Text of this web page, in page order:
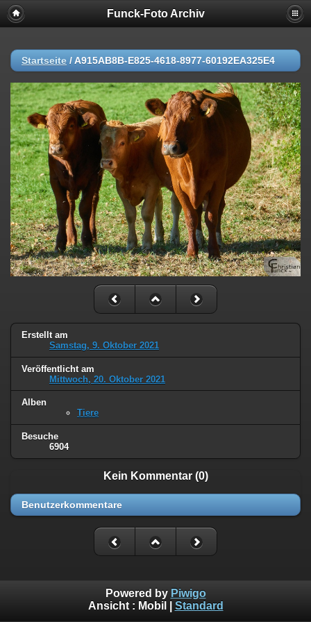
Funck-Foto Archiv
Startseite / A915AB8B-E825-4618-8977-60192EA325E4
Erstellt am
Samstag, 9. Oktober 2021
Veröffentlicht am
Mittwoch, 20. Oktober 2021
Alben
Tiere
Besuche
6904
Kein Kommentar (0)
Benutzerkommentare
Powered by Piwigo
Ansicht : Mobil Standard